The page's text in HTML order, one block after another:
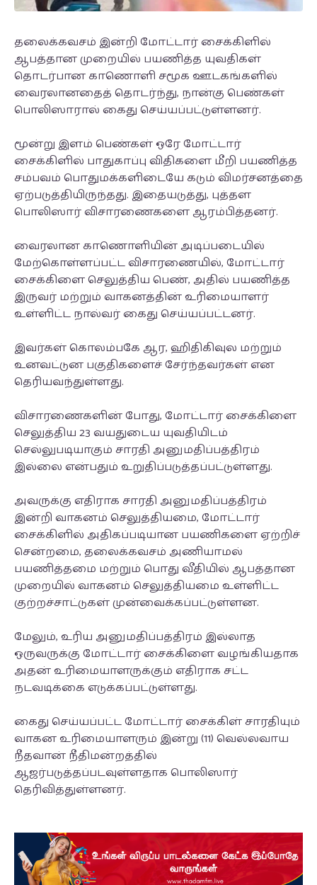
தலைக்கவசம் இன்றி மோட்டார் சைக்கிளில்
ஆபத்தான முறையில் பயணித்த யுவதிகள்
தொடர்பான காணொளி சமூக ஊடகங்களில்
வைரலானதைத் தொடர்ந்து, நான்கு பெண்கள்
பொலிஸாரால் கைது செய்யப்பட்டுள்ளனர்.
மூன்று இளம் பெண்கள் ஒரே மோட்டார்
சைக்கிளில் பாதுகாப்பு விதிகளை மீறி பயணித்த
சம்பவம் பொதுமக்களிடையே கடும் விமர்சனத்தை
ஏற்படுத்தியிருந்தது. இதையடுத்து, புத்தள
பொலிஸார் விசாரணைகளை ஆரம்பித்தனர்.
வைரலான காணொளியின் அடிப்படையில்
மேற்கொள்ளப்பட்ட விசாரணையில், மோட்டார்
சைக்கிளை செலுத்திய பெண், அதில் பயணித்த
இருவர் மற்றும் வாகனத்தின் உரிமையாளர்
உள்ளிட்ட நால்வர் கைது செய்யப்பட்டனர்.
இவர்கள் கொலம்பகே ஆர, ஹிதிகிவுல மற்றும்
உனவட்டுன பகுதிகளைச் சேர்ந்தவர்கள் என
தெரியவந்துள்ளது.
விசாரணைகளின் போது, மோட்டார் சைக்கிளை
செலுத்திய 23 வயதுடைய யுவதியிடம்
செல்லுபடியாகும் சாரதி அனுமதிப்பத்திரம்
இல்லை என்பதும் உறுதிப்படுத்தப்பட்டுள்ளது.
அவருக்கு எதிராக சாரதி அனுமதிப்பத்திரம்
இன்றி வாகனம் செலுத்தியமை, மோட்டார்
சைக்கிளில் அதிகப்படியான பயணிகளை ஏற்றிச்
சென்றமை, தலைக்கவசம் அணியாமல்
பயணித்தமை மற்றும் பொது வீதியில் ஆபத்தான
முறையில் வாகனம் செலுத்தியமை உள்ளிட்ட
குற்றச்சாட்டுகள் முன்வைக்கப்பட்டுள்ளன.
மேலும், உரிய அனுமதிப்பத்திரம் இல்லாத
ஒருவருக்கு மோட்டார் சைக்கிளை வழங்கியதாக
அதன் உரிமையாளருக்கும் எதிராக சட்ட
நடவடிக்கை எடுக்கப்பட்டுள்ளது.
கைது செய்யப்பட்ட மோட்டார் சைக்கிள் சாரதியும்
வாகன உரிமையாளரும் இன்று (11) வெல்லவாய
நீதவான் நீதிமன்றத்தில்
ஆஜர்படுத்தப்படவுள்ளதாக பொலிஸார்
தெரிவித்துள்ளனர்.